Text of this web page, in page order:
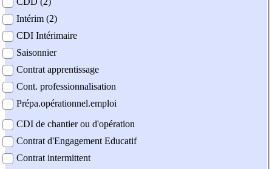
Intérim (2)
CDI Intérimaire
Saisonnier
Contrat apprentissage
Cont. professionnalisation
Prépa.opérationnel.emploi
CDI de chantier ou d'opération
Contrat d'Engagement Educatif
Contrat intermittent